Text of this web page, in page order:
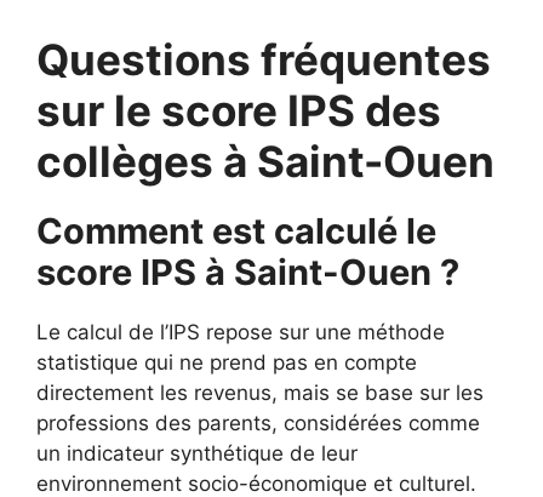
Questions fréquentes
sur le score IPS des
collèges à Saint-Ouen
Comment est calculé le
score IPS à Saint-Ouen ?
Le calcul de l’IPS repose sur une méthode
statistique qui ne prend pas en compte
directement les revenus, mais se base sur les
professions des parents, considérées comme
un indicateur synthétique de leur
environnement socio-économique et culturel.